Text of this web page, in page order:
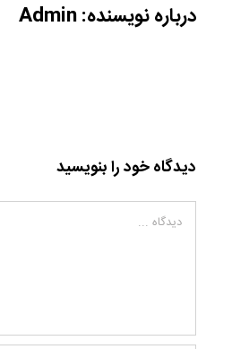
درباره نویسنده:Admin
دیدگاه خود را بنویسید
دیدگاه